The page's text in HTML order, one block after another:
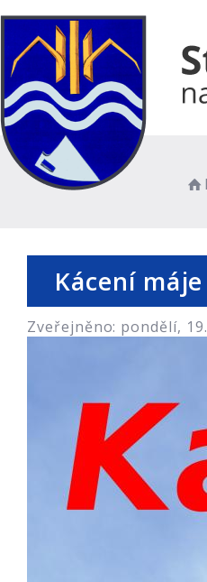
Kácení
Zveřejněno: pondělí,